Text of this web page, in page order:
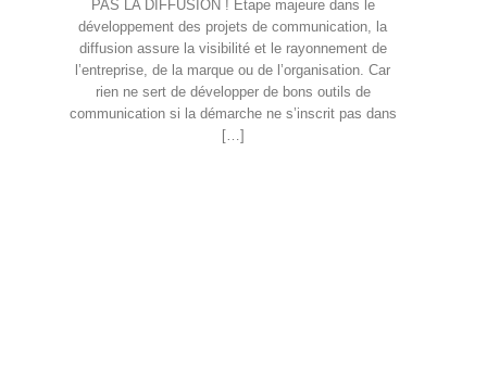
PAS LA DIFFUSION ! Étape majeure dans le
développement des projets de communication, la
diffusion assure la visibilité et le rayonnement de
l’entreprise, de la marque ou de l’organisation. Car
rien ne sert de développer de bons outils de
communication si la démarche ne s’inscrit pas dans
[…]